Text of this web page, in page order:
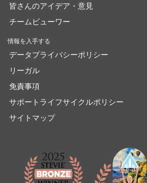
皆さんのアイデア・意見
チームビューワー
情報を入手する
データプライバシーポリシー
リーガル
免責事項
サポートライフサイクルポリシー
サイトマップ